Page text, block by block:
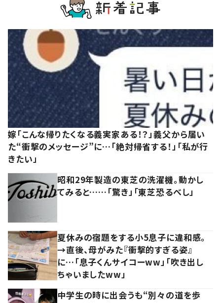
嫁「こんな帰りたくなる義実家ある！？」義父から届い
た“衝撃のメッセージ”に…「絶対帰省する！」「私が行
きたい」
昭和29年製造の東芝の洗濯機。動かし
てみると……「驚き」「東芝恐るべし」
夏休みの宿題をする小5息子に違和感。
→直後、母がみた『衝撃的すぎる姿』
に…「息子くんサイコーww」「吹き出し
ちゃいましたww」
中学生の時に出会うも“別々の道を歩